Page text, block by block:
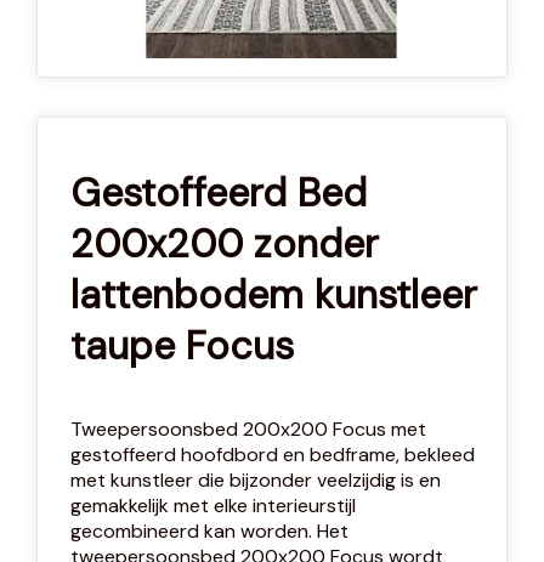
Gestoffeerd Bed
200x200 zonder
lattenbodem kunstleer
taupe Focus
Tweepersoonsbed 200x200 Focus met
gestoffeerd hoofdbord en bedframe, bekleed
met kunstleer die bijzonder veelzijdig is en
gemakkelijk met elke interieurstijl
gecombineerd kan worden. Het
tweepersoonsbed 200x200 Focus wordt